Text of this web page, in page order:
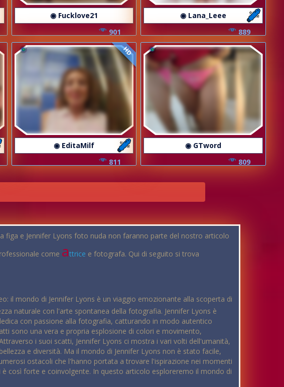
◉ Fucklove21
901
◉ Lana_Leee
889
HD
◉ EditaMilf
811
◉ GTword
809
figa e Jennifer Lyons foto nuda non faranno parte del nostro articolo
come attrice e fotografa. Qui di seguito si trova
il mondo di Jennifer Lyons è un viaggio emozionante alla scoperta di
naturale con l'arte spontanea della fotografia. Jennifer Lyons è
con passione alla fotografia, catturando in modo autentico
sono una vera e propria esplosione di colori e movimento,
i suoi scatti, Jennifer Lyons ci mostra i vari volti dell'umanità,
e diversità. Ma il mondo di Jennifer Lyons non è stato facile,
ostacoli che l'hanno portata a trovare l'ispirazione nei momenti
così forte e coinvolgente. In questo articolo esploreremo il mondo di